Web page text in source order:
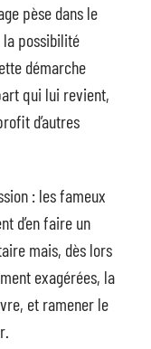
pèse dans le
possibilité
démarche
qui lui revient,
d’autres
: les fameux
d’en faire un
mais, dès lors
exagérées, la
et ramener le